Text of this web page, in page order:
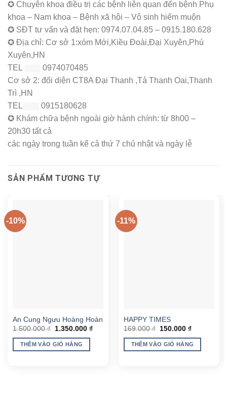
✪ Chuyên khoa điều trị các bệnh liên quan đến bệnh Phụ
khoa – Nam khoa – Bệnh xã hội – Vô sinh hiếm muộn
✪ SĐT tư vấn và đặt hẹn: 0974.07.04.85 – 0915.180.628
✪ Địa chỉ: Cơ sở 1:xóm Mới,Kiều Đoài,Đại Xuyên,Phú
Xuyên,HN
TEL
0974070485
Cơ sở 2: đối diện CT8A Đại Thanh ,Tả Thanh Oai,Thanh
Trì ,HN
TEL
0915180628
✪ Khám chữa bệnh ngoài giờ hành chính: từ 8h00 –
20h30 tất cả
các ngày trong tuần kể cả thứ 7 chủ nhật và ngày lễ
SẢN PHẨM TƯƠNG TỰ
-10%
An Cung Ngưu Hoàng Hoàn
1.500.000₫
Giá
là:
1.500.000 ₫.
1.350.000 ₫Giá
THÊM VÀO GIỎ HÀNG
-11%
HAPPY TIMES
169.000₫
Giá
là:
169.000 ₫.
150.000 ₫Giá
tại
là:
THÊM VÀO GIỎ HÀNG